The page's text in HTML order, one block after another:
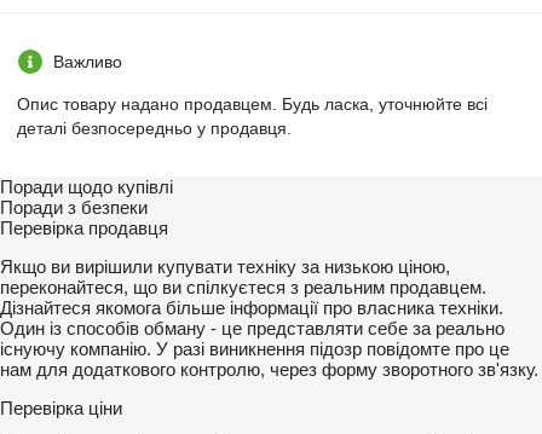
Важливо
Опис товару надано продавцем. Будь ласка, уточнюйте всі
деталі безпосередньо у продавця.
Поради щодо купівлі
Поради з безпеки
Перевірка продавця
Якщо ви вирішили купувати техніку за низькою ціною,
переконайтеся, що ви спілкуєтеся з реальним продавцем.
Дізнайтеся якомога більше інформації про власника техніки.
Один із способів обману - це представляти себе за реально
існуючу компанію. У разі виникнення підозр повідомте про це
нам для додаткового контролю, через форму зворотного зв'язку.
Перевірка ціни